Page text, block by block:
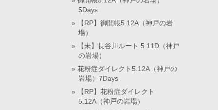
5Days
【RP】御開帳5.12A（神戸の岩
場）
【未】長谷川ルート 5.11D（神戸
の岩場）
花粉症ダイレクト5.12A（神戸の
岩場）7Days
【RP】花粉症ダイレクト
5.12A（神戸の岩場）